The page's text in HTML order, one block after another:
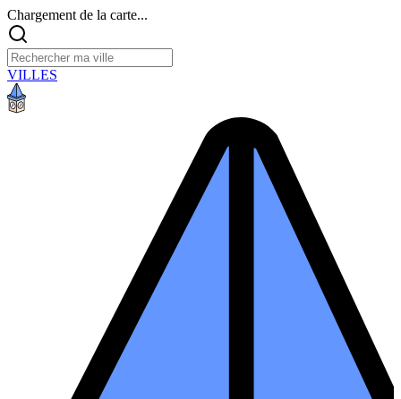
Chargement de la carte...
VILLES